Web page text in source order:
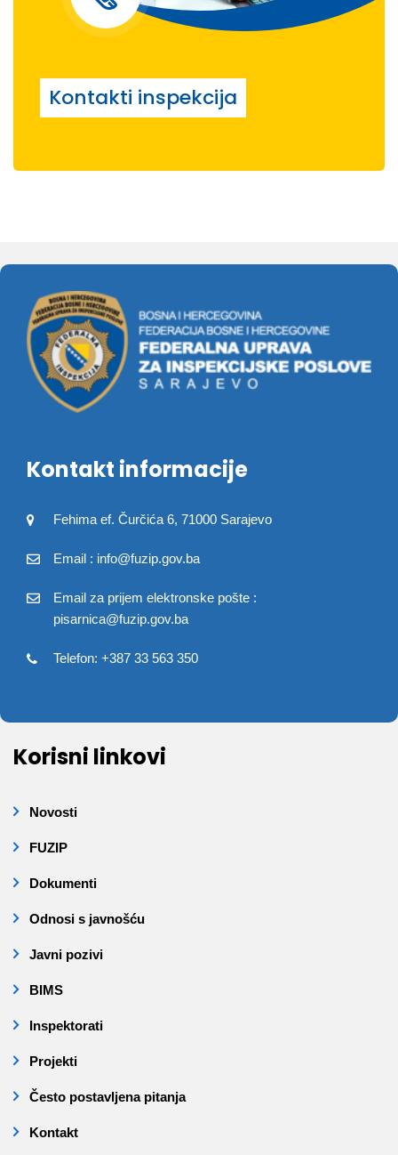
Kontakti inspekcija
Kontakt informacije
Fehima ef. Čurčića 6, 71000 Sarajevo
Email : info@fuzip.gov.ba
Email za prijem elektronske pošte :
pisarnica@fuzip.gov.ba
Telefon: +387 33 563 350
Korisni linkovi
Novosti
FUZIP
Dokumenti
Odnosi s javnošću
Javni pozivi
BIMS
Inspektorati
Projekti
Često postavljena pitanja
Kontakt